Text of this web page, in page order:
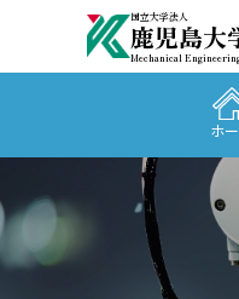
国立大学法人
鹿児島大
Mechanical
ホ